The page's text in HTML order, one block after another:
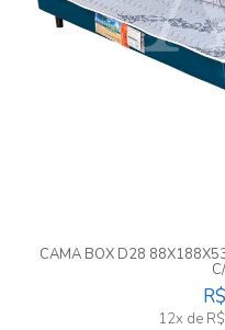
CAMA BOX D28
12x de